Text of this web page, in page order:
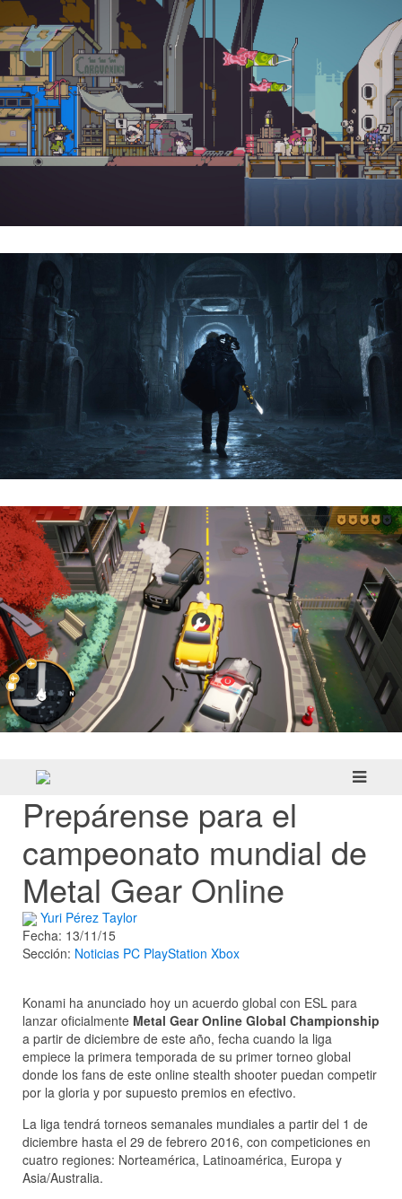
Prepárense para el
campeonato mundial de
Metal Gear Online
Yuri Pérez Taylor
Fecha: 13/11/15
Sección: Noticias PC PlayStation Xbox
Konami ha anunciado hoy un acuerdo global con ESL para
lanzar oficialmente Metal Gear Online Global Championship
a partir de diciembre de este año, fecha cuando la liga
empiece la primera temporada de su primer torneo global
donde los fans de este online stealth shooter puedan competir
por la gloria y por supuesto premios en efectivo.
La liga tendrá torneos semanales mundiales a partir del 1 de
diciembre hasta el 29 de febrero 2016, con competiciones en
cuatro regiones: Norteamérica, Latinoamérica, Europa y
Asia/Australia.